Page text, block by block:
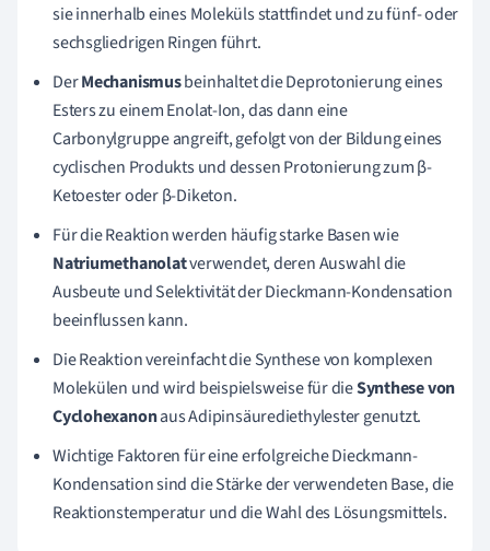
sie innerhalb eines Moleküls stattfindet und zu fünf- oder
sechsgliedrigen Ringen führt.
DerMechanismusbeinhaltet die Deprotonierung eines
Esters zu einem Enolat-Ion, das dann eine
Carbonylgruppe angreift, gefolgt von der Bildung eines
cyclischen Produkts und dessen Protonierung zum β-
Ketoester oder β-Diketon.
Für die Reaktion werden häufig starke Basen wie
Natriumethanolatverwendet, deren Auswahl die
Ausbeute und Selektivität der Dieckmann-Kondensation
beeinflussen kann.
Die Reaktion vereinfacht die Synthese von komplexen
Molekülen und wird beispielsweise für dieSynthese von
Cyclohexanonaus Adipinsäurediethylester genutzt.
Wichtige Faktoren für eine erfolgreiche Dieckmann-
Kondensation sind die Stärke der verwendeten Base, die
Reaktionstemperatur und die Wahl des Lösungsmittels.